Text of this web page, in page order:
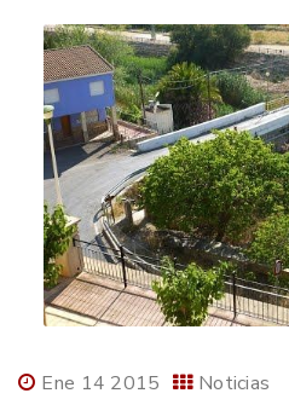
Ene 14 2015 Noticias